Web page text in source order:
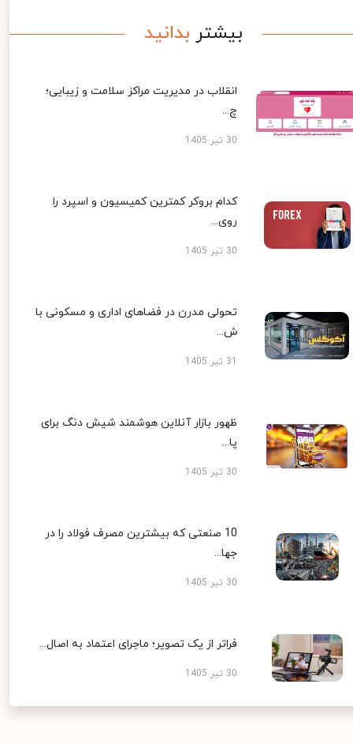
بیشتر بدانید
انقلاب در مدیریت مراکز سلامت و زیبایی؛
چ...
30 تیر 1405
کدام بروکر کمترین کمیسیون و اسپرد را
روی...
30 تیر 1405
تحولی مدرن در فضاهای اداری و مسکونی با
ش...
ظهور بازار آنلاین هوشمند شیش دنگ برای
پا...
30 تیر 1405
10 صنعتی که بیشترین مصرف فولاد را در
جها...
30 تیر 1405
فراتر از یک تصویر؛ ماجرای اعتماد به اصال...
30 تیر 1405